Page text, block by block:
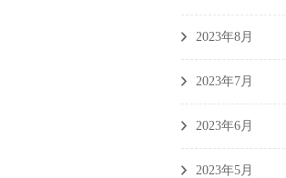
2023年8月
2023年7月
2023年6月
2023年5月